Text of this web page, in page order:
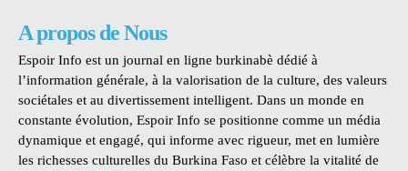
A propos de Nous
Espoir Info est un journal en ligne burkinabè dédié à
l’information générale, à la valorisation de la culture, des valeurs
sociétales et au divertissement intelligent. Dans un monde en
constante évolution, Espoir Info se positionne comme un média
dynamique et engagé, qui informe avec rigueur, met en lumière
les richesses culturelles du Burkina Faso et célèbre la vitalité de